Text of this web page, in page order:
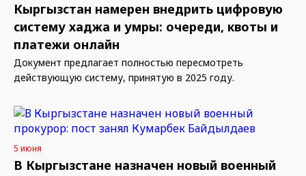
Кыргызстан намерен внедрить цифровую
систему хаджа и умры: очереди, квоты и
платежи онлайн
Документ предлагает полностью пересмотреть
действующую систему, принятую в 2025 году.
5 июня
В Кыргызстане назначен новый военный